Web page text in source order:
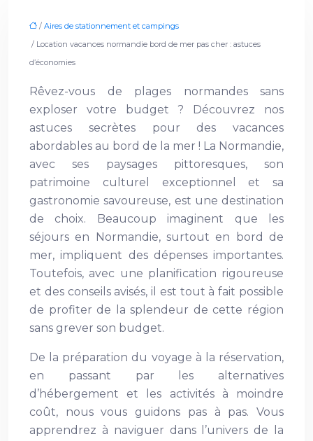
/ Aires de stationnement et campings
/ Location vacances normandie bord de mer pas cher : astuces
d’économies
Rêvez-vous de plages normandes sans
exploser votre budget ? Découvrez nos
astuces secrètes pour des vacances
abordables au bord de la mer ! La Normandie,
avec ses paysages pittoresques, son
patrimoine culturel exceptionnel et sa
gastronomie savoureuse, est une destination
de choix. Beaucoup imaginent que les
séjours en Normandie, surtout en bord de
mer, impliquent des dépenses importantes.
Toutefois, avec une planification rigoureuse
et des conseils avisés, il est tout à fait possible
de profiter de la splendeur de cette région
sans grever son budget.
De la préparation du voyage à la réservation,
en passant par les alternatives
d’hébergement et les activités à moindre
coût, nous vous guidons pas à pas. Vous
apprendrez à naviguer dans l’univers de la